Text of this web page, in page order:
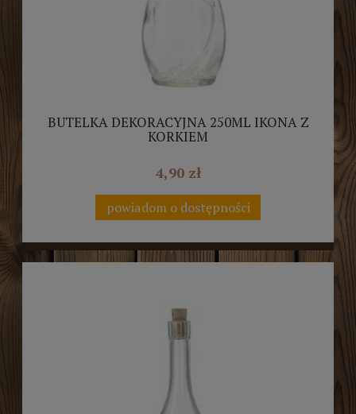
BUTELKA DEKORACYJNA 250ML IKONA Z
KORKIEM
4,90 zł
powiadom o dostępności